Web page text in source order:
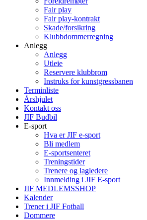
Fair play
Fair play-kontrakt
Skade/forsikring
Klubbdommerregning
Anlegg
Anlegg
Utleie
Reservere klubbrom
Instruks for kunstgressbanen
Terminliste
Årshjulet
Kontakt oss
JIF Budbil
E-sport
Hva er JIF e-sport
Bli medlem
E-sportsenteret
Treningstider
Trenere og lagledere
Innmelding i JIF E-sport
JIF MEDLEMSSHOP
Kalender
Trener i JIF Fotball
Dommere